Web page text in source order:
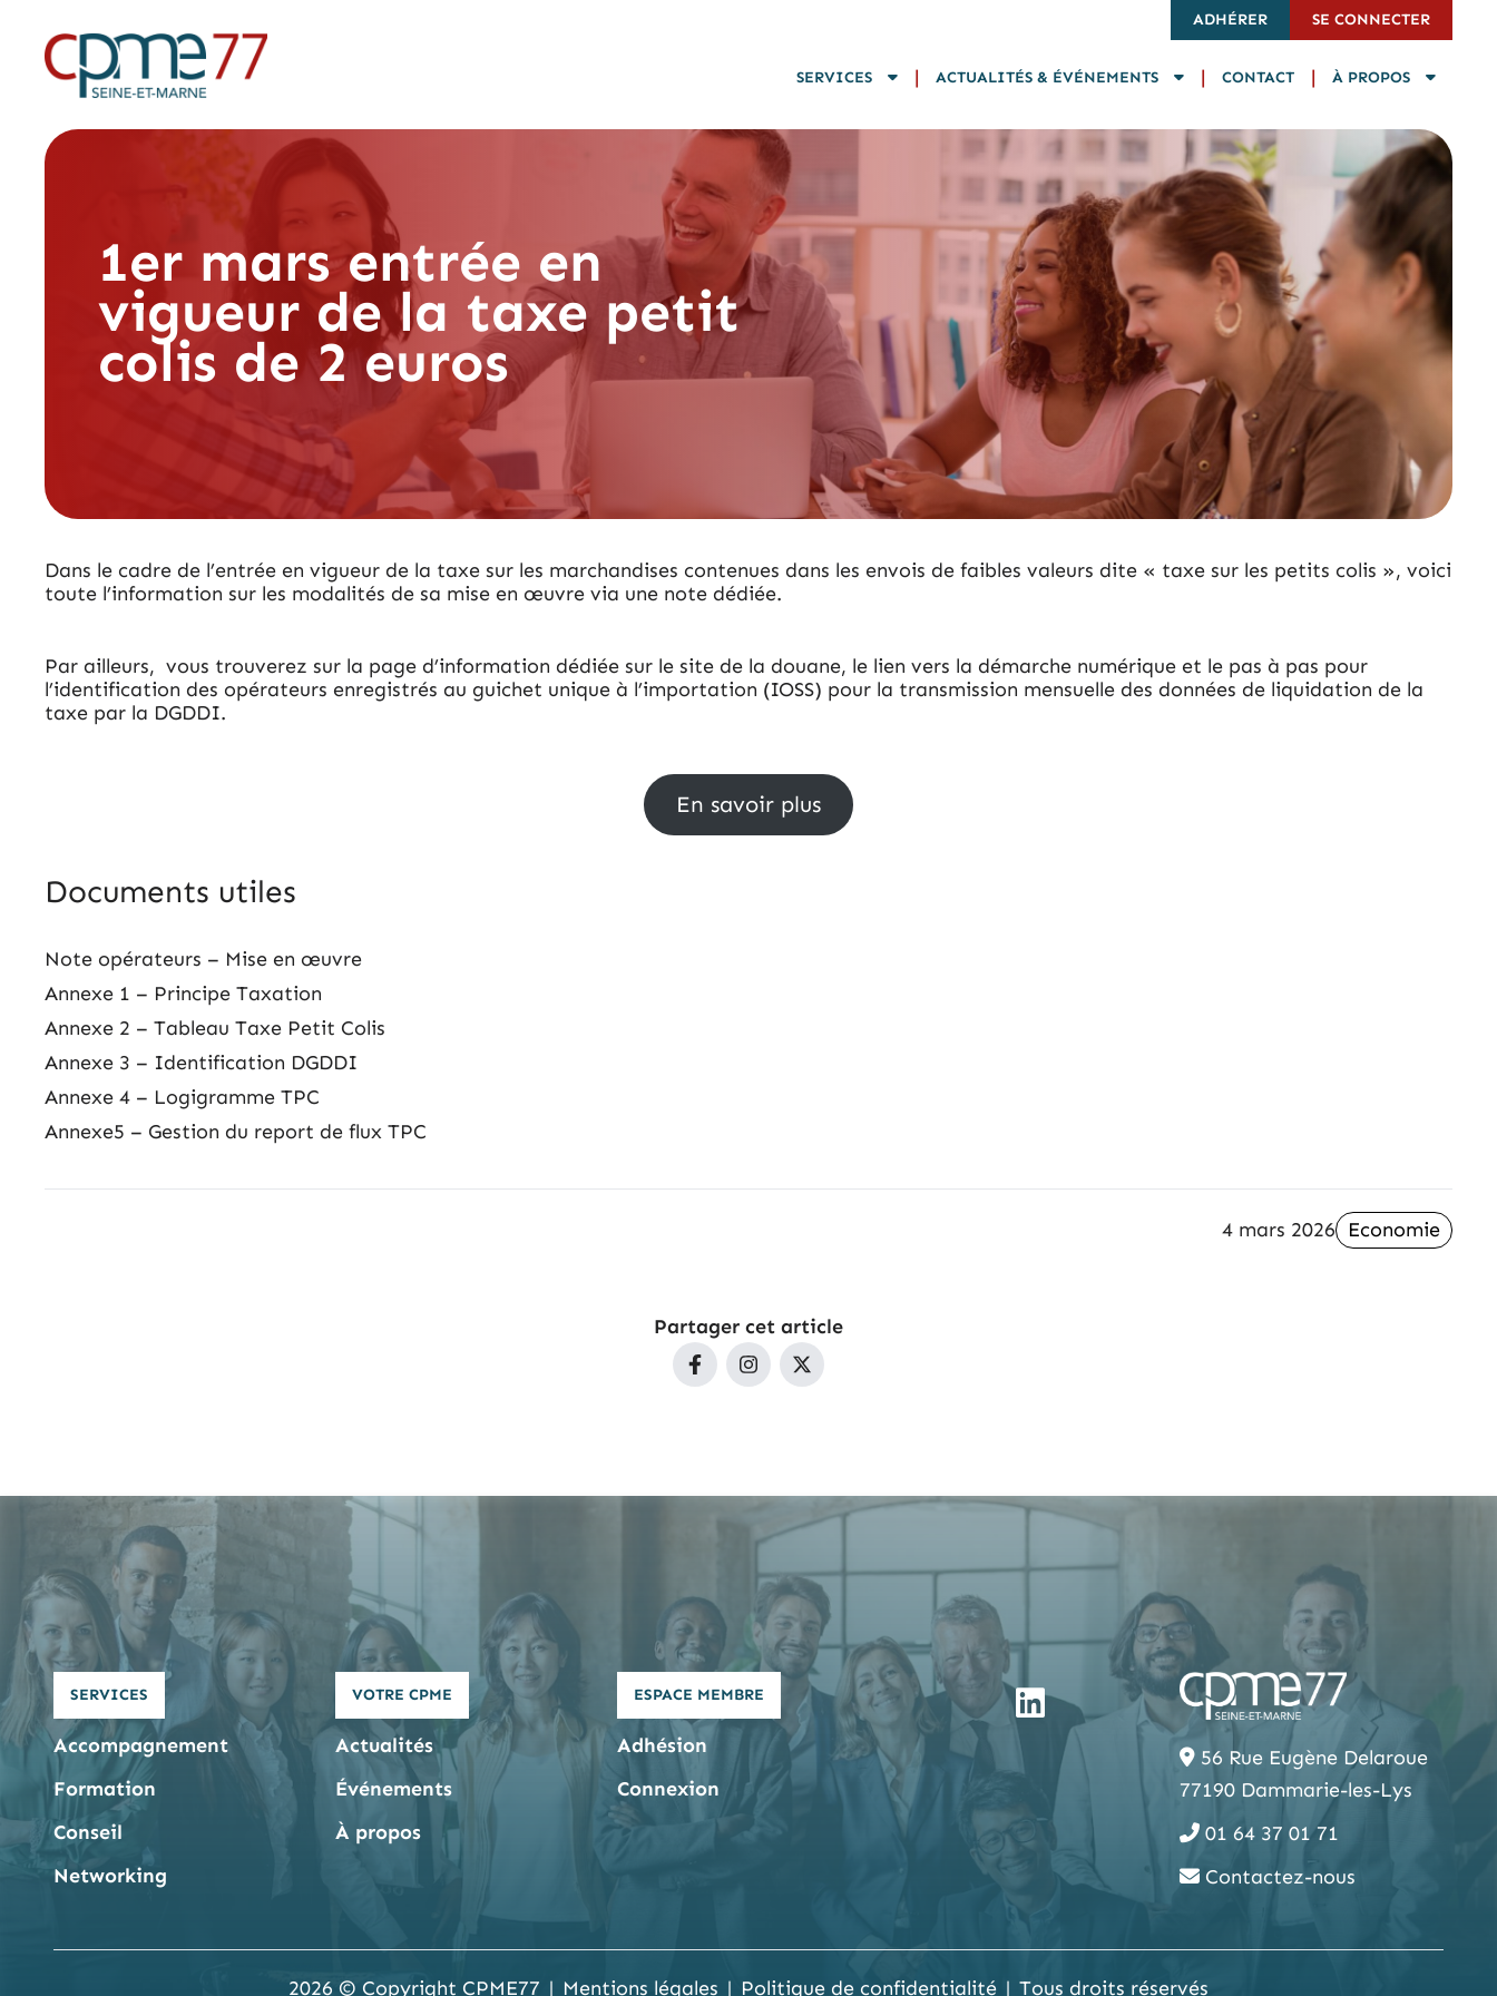
ADHÉRER SE CONNECTER
SERVICES | ACTUALITÉS & ÉVÉNEMENTS | CONTACT | À PROPOS
1er mars entrée en
vigueur de la taxe petit
colis de 2 euros
Dans le cadre de l’entrée en vigueur de la taxe sur les marchandises contenues dans les envois de faibles valeurs dite « taxe sur les petits colis », voici
toute l’information sur les modalités de sa mise en œuvre via une note dédiée.
Par ailleurs, vous trouverez sur la page d’information dédiée sur le site de la douane, le lien vers la démarche numérique et le pas à pas pour
l’identification des opérateurs enregistrés au guichet unique à l’importation (IOSS) pour la transmission mensuelle des données de liquidation de la
taxe par la DGDDI.
En savoir plus
Documents utiles
Note opérateurs – Mise en œuvre
Annexe 1 – Principe Taxation
Annexe 2 – Tableau Taxe Petit Colis
Annexe 3 – Identification DGDDI
Annexe 4 – Logigramme TPC
Annexe5 – Gestion du report de flux TPC
4 mars 2026 Economie
Partager cet article
SERVICES
Accompagnement
Formation
Conseil
Networking
VOTRE CPME
Actualités
Événements
À propos
ESPACE MEMBRE
Adhésion
Connexion
56 Rue Eugène Delaroue
77190 Dammarie-les-Lys
01 64 37 01 71
Contactez-nous
2026 © Copyright CPME77 Mentions légales Politique de confidentialité Tous droits réservés